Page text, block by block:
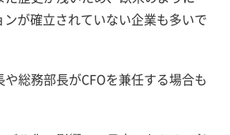
ンが確立されていない企業も多いで
総務部長がCFOを兼任する場合も